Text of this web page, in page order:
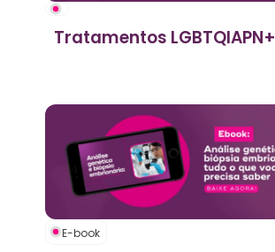
Tratamentos LGBTQIAPN+
E-book